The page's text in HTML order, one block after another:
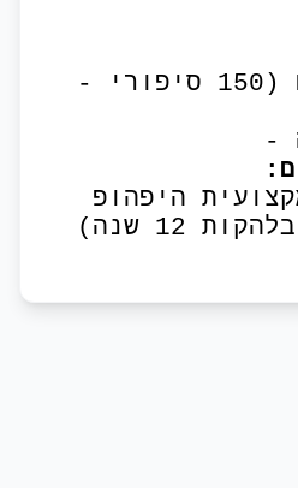
-
פרסומת לסלקום (150 סיפורי
-
היפהופ
12 שנה)